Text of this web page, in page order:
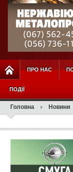
ПРО НАС
ПОДІЇ
Головна Новини